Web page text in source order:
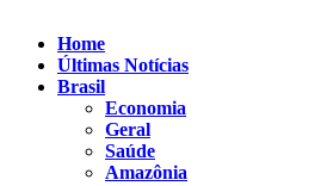
Home
Últimas Notícias
Brasil
Economia
Geral
Saúde
Amazônia